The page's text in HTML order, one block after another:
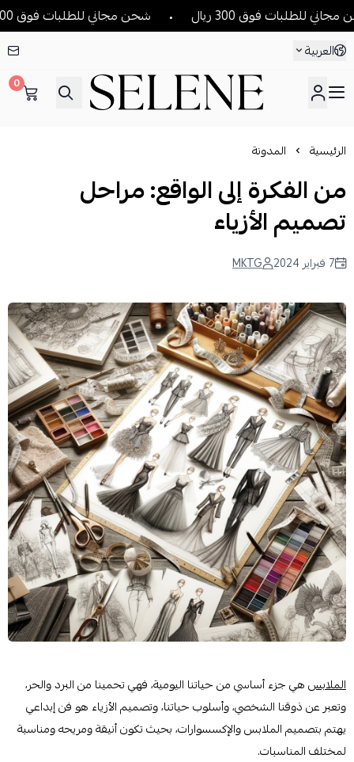
فوق 300 ريال شحن مجاني للطلبات فوق 300 ريال
العربية
SELENE
0
الرئيسية المدونة
من الفكرة إلى الواقع: مراحل
تصميم الأزياء
7 فبراير 2024 MKTG
الملابسهي جزء أساسي من حياتنا اليومية، فهي تحمينا من البرد والحر،
وتعبر عن ذوقنا الشخصي، وأسلوب حياتنا، وتصميم الأزياء هو فن إبداعي
يهتم بتصميم الملابس والإكسسوارات، بحيث تكون أنيقة ومريحه ومناسبة
لمختلف المناسبات.